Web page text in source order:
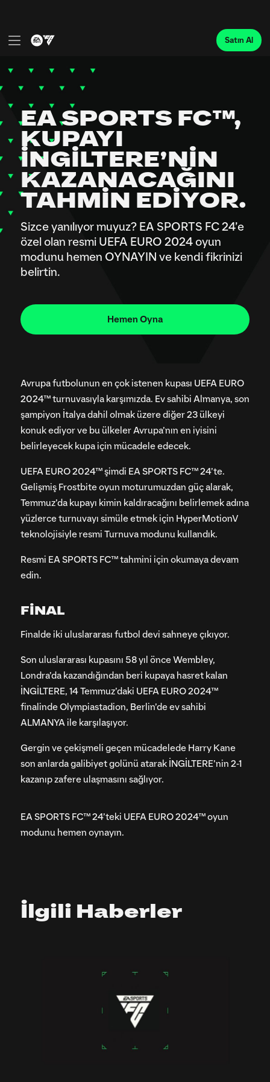
Avrupa futbolunun en çok istenen kupası UEFA EURO
2024™ turnuvasıyla karşımızda. Ev sahibi Almanya, son
şampiyon İtalya dahil olmak üzere diğer 23 ülkeyi
konuk ediyor ve bu ülkeler Avrupa’nın en iyisini
belirleyecek kupa için mücadele edecek.
UEFA EURO 2024™ şimdi EA SPORTS FC™ 24’te.
Gelişmiş Frostbite oyun moturumuzdan güç alarak,
Temmuz’da kupayı kimin kaldıracağını belirlemek adına
yüzlerce turnuvayı simüle etmek için HyperMotionV
teknolojisiyle resmi Turnuva modunu kullandık.
Resmi EA SPORTS FC™ tahmini için okumaya devam
edin.
FİNAL
Finalde iki uluslararası futbol devi sahneye çıkıyor.
Son uluslararası kupasını 58 yıl önce Wembley,
Londra’da kazandığından beri kupaya hasret kalan
İNGİLTERE, 14 Temmuz’daki UEFA EURO 2024™
finalinde Olympiastadion, Berlin’de ev sahibi
ALMANYA ile karşılaşıyor.
Gergin ve çekişmeli geçen mücadelede Harry Kane
son anlarda galibiyet golünü atarak İNGİLTERE’nin 2-1
kazanıp zafere ulaşmasını sağlıyor.
EA SPORTS FC™ 24’teki UEFA EURO 2024™ oyun
modunu hemen oynayın.